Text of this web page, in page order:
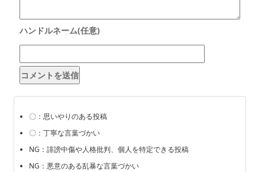
〇：思いやりのある投稿
〇：丁寧な言葉づかい
NG：誹謗中傷や人格批判、個人を特定できる投稿
NG：悪意のある乱暴な言葉づかい